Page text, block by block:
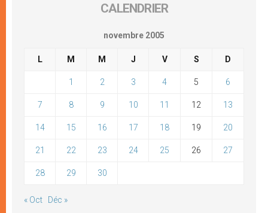
CALENDRIER
novembre 2005
L M M J V S D
1 2 3 4 5 6
7 8 9 10 11 12 13
14 15 16 17 18 19 20
21 22 23 24 25 26 27
28 29 30
« Oct Déc »